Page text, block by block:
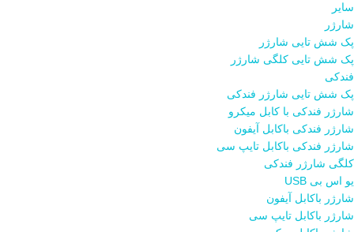
سایر
شارژر
پک شش تایی شارژر
پک شش تایی کلگی شارژر
فندکی
پک شش تایی شارژر فندکی
شارژر فندکی با کابل میکرو
شارژر فندکی باکابل آیفون
شارژر فندکی باکابل تایپ سی
کلگی شارژر فندکی
یو اس بی USB
شارژر باکابل آیفون
شارژر باکابل تایپ سی